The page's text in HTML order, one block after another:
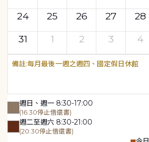
24
25 26 27 28
31
1 2 3 4
每月最後一週之週四、國定假日休館
週日、週一 8:30-17:00
(16:30停止借還書)
週二至週六 8:30-21:00
(20:30停止借還書)